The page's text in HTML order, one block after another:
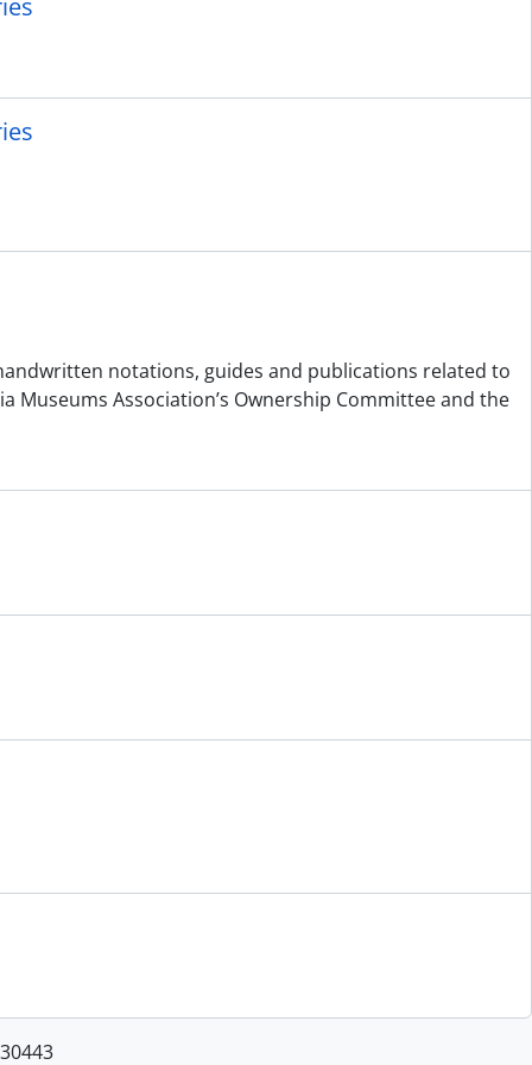
notations, guides and publications related to
Museums Association’s Ownership Committee and the